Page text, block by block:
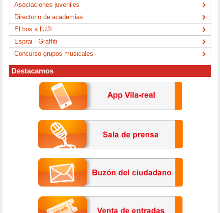
Asociaciones juveniles
Directorio de academias
El bus a l'UJI
Esprai - Graffiti
Concurso grupos musicales
Destacamos